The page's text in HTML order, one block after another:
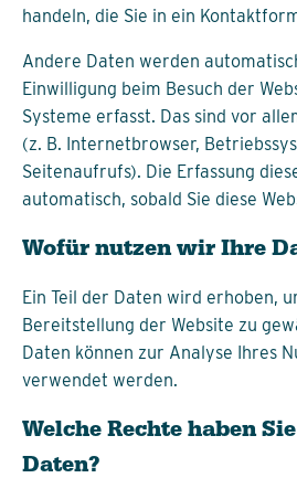
handeln, die Sie in ein
Andere Daten werden
Einwilligung beim Besuch der
Systeme erfasst. Das sind vor
(z. B. Internetbrowser,
Seitenaufrufs). Die Erfassung
automatisch, sobald Sie diese
Wofür nutzen wir Ihre
Ein Teil der Daten wird erhoben,
Bereitstellung der Website zu
Daten können zur Analyse Ihres
verwendet werden.
Welche Rechte haben
Daten?